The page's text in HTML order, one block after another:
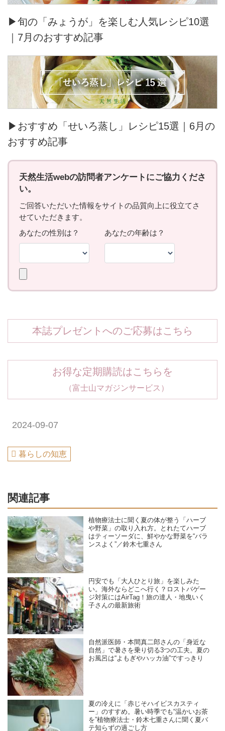
▶旬の「みょうが」を楽しむ人気レシピ10選
｜7月のおすすめ記事
▶おすすめ「せいろ蒸し」レシピ15選｜6月の
おすすめ記事
本誌プレゼントへのご応募はこちら
お得な定期購読はこちらを
（富士山マガジンサービス）
2024-09-07
暮らしの知恵
関連記事
植物療法士に聞く夏の体が整う「ハーブ
や野菜」の取り入れ方。とれたてハーブ
はティーソーダに、鮮やかな野菜を“バラ
ンスよく”／鈴木七重さん
円安でも「大人ひとり旅」を楽しみた
い。海外ならどこへ行く？ロストバゲー
ジ対策にはAirTag！旅の達人・地曳いく
子さんの最新旅術
自然派医師・本間真二郎さんの「身近な
自然」で暑さを乗り切る3つの工夫。夏の
お風呂は“よもぎやハッカ油”ですっきり
夏の冷えに「赤じそハイビスカスティ
ー」のすすめ。暑い時季でも“温かいお茶
を”植物療法士・鈴木七重さんに聞く夏バ
テ知らずの過ごし方